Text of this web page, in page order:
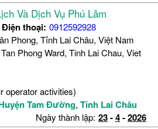
Và Dịch Vụ Phú Lâm
Điện thoại: 0912592928
Phong, Tỉnh Lai Châu, Việt Nam
Phong Ward, Tinh Lai Chau, Viet
operator activities)
Tam Đường, Tỉnh Lai Châu
Ngày thành lập: 23-4-2026